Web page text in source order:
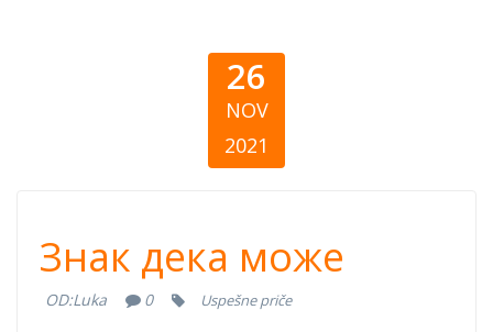
26
NOV
2021
Знак дека може
Знак дека може
OD:Luka 0 Uspešne priče